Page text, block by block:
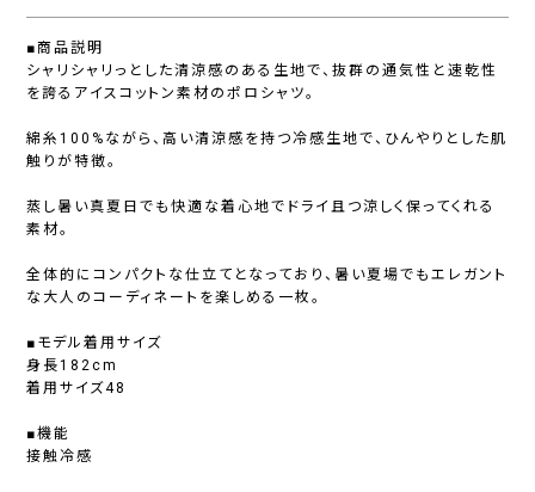
■商品説明
シャリシャリっとした清涼感のある生地で、抜群の通気性と速乾性
を誇るアイスコットン素材のポロシャツ。
綿糸100%ながら、高い清涼感を持つ冷感生地で、ひんやりとした肌
触りが特徴。
蒸し暑い真夏日でも快適な着心地でドライ且つ涼しく保ってくれる
素材。
全体的にコンパクトな仕立てとなっており、暑い夏場でもエレガント
な大人のコーディネートを楽しめる一枚。
■モデル着用サイズ
身長182cm
着用サイズ48
■機能
接触冷感